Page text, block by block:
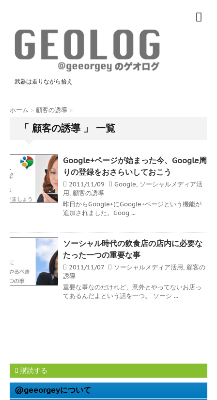
武器は走りながら拾え
ホーム > 顧客の誘導 >
「 顧客の誘導 」 一覧
Google+ページが始まった今、Google周
りの登録をおさらいしておこう
2011/11/09 Google, ソーシャルメディア活
用, 顧客の誘導
昨日からGoogle+にGoogle+ページという機能が
追加されました。Goog ...
ソーシャル時代の飲食店の店内に必要な
たった一つの重要な事
2011/11/07 ソーシャルメディア活用, 顧客の
誘導
重要な事なのだけれど、意外とやってないお店っ
てあるんだよという話を一つ。 ソーシ ...
購読する
@geeorgeyについて